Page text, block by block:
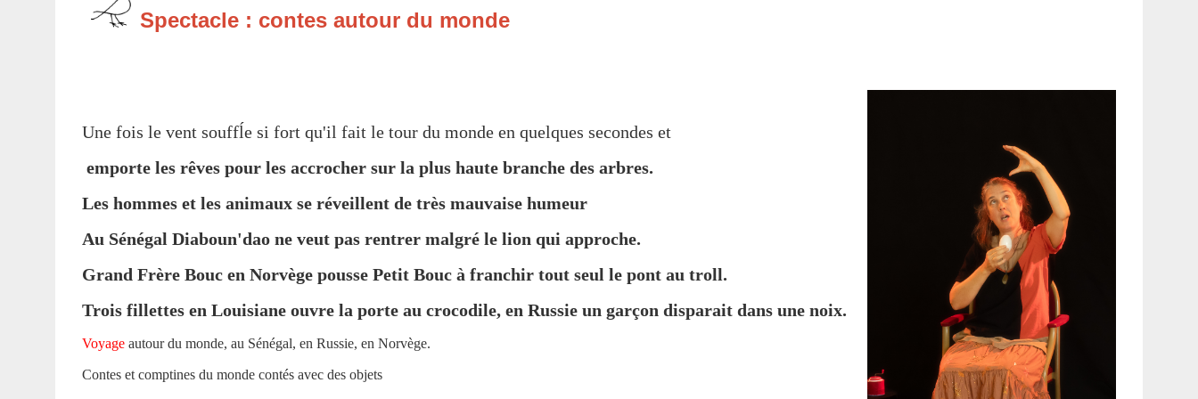
Spectacle : contes autour du monde
Une fois le vent souffĺe si fort qu'il fait le tour du monde en quelques secondes et
emporte les rêves pour les accrocher sur la plus haute branche des arbres.
Les hommes et les animaux se réveillent de très mauvaise humeur
Au Sénégal Diaboun'dao ne veut pas rentrer malgré le lion qui approche.
Grand Frère Bouc en Norvège pousse Petit Bouc à franchir tout seul le pont au troll.
Trois fillettes en Louisiane ouvre la porte au crocodile, en Russie un garçon disparait dans une noix.
Voyage autour du monde, au Sénégal, en Russie, en Norvège.
Contes et comptines du monde contés avec des objets